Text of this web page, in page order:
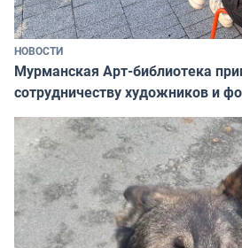
НОВОСТИ
Мурманская Арт-библиотека
сотрудничеству художников и